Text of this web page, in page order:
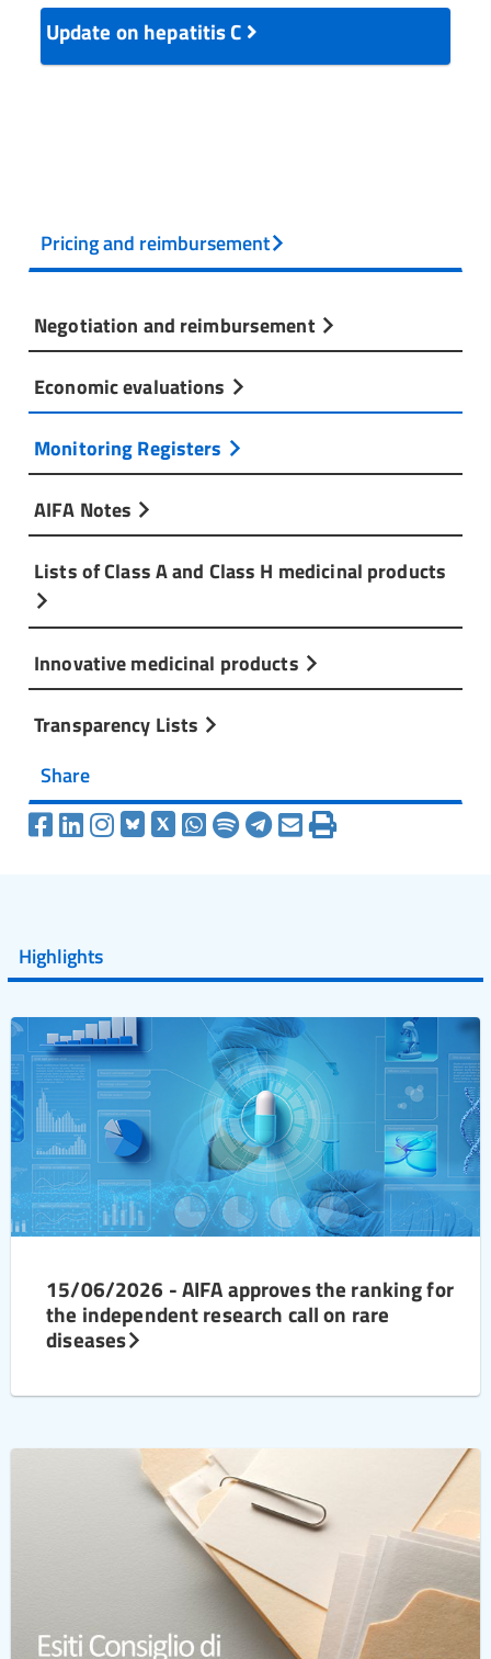
Update on hepatitis C
Pricing and reimbursement
Negotiation and reimbursement
Economic evaluations
Monitoring Registers
AIFA Notes
Lists of Class A and Class H medicinal products
Innovative medicinal products
Transparency Lists
Share
Highlights
15/06/2026 - AIFA approves the ranking for
the independent research call on rare
diseases